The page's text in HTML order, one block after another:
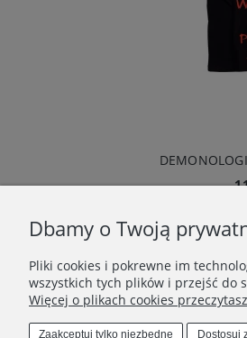
159,00 zł
Dbamy o Twoją
Pliki cookies i pokrewne im
wszystkich tych plików i przejść do
Więcej o plikach cookies
Zaakceptuj tylko niezbędne Dostosuj